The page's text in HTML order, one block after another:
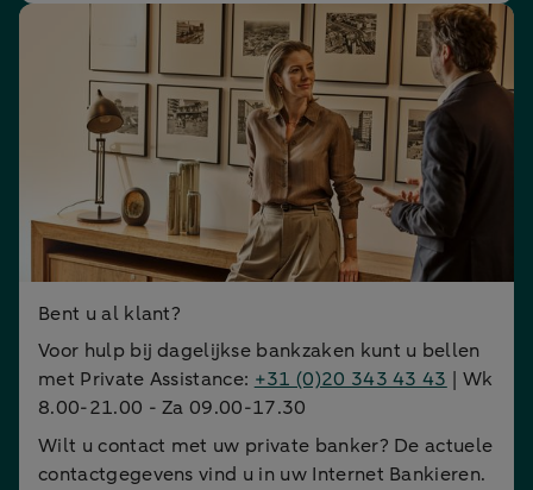
Bent u al klant?
Voor hulp bij dagelijkse bankzaken kunt u bellen
met Private Assistance: +31 (0)20 343 43 43 | Wk
8.00-21.00 - Za 09.00-17.30
Wilt u contact met uw private banker? De actuele
contactgegevens vind u in uw Internet Bankieren.